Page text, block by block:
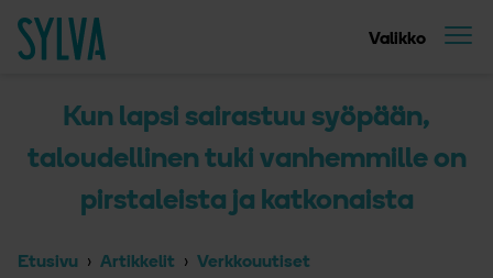
Valikko
Kun lapsi sairastuu syöpään,
taloudellinen tuki vanhemmille on
pirstaleista ja katkonaista
Etusivu Artikkelit
Verkkouutiset